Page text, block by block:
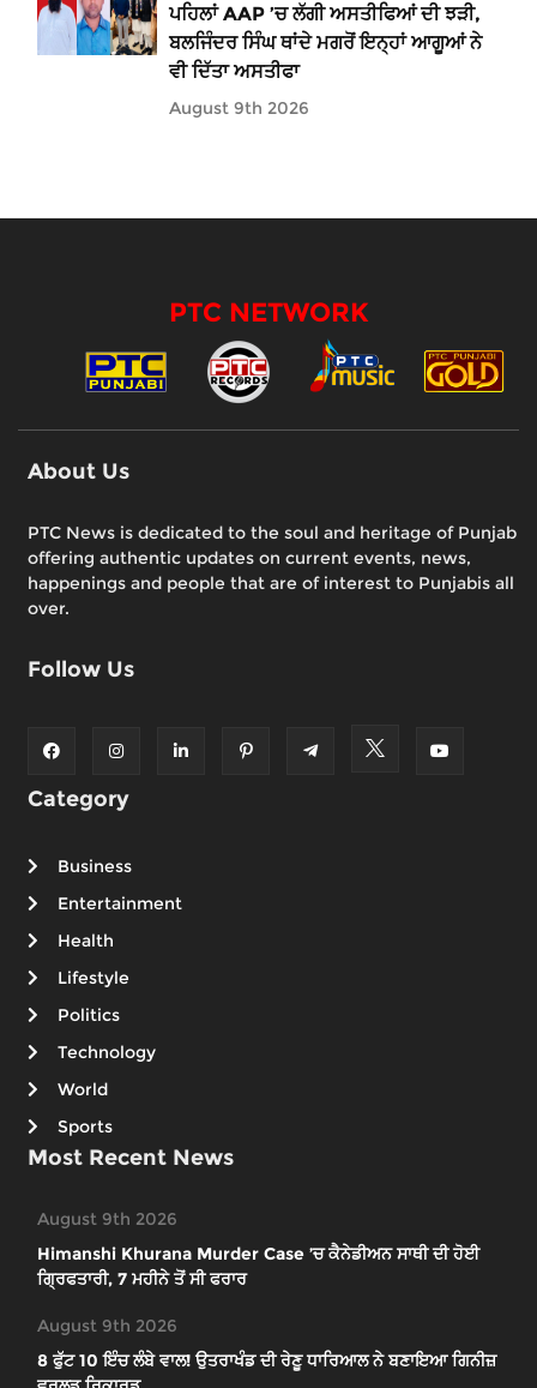
ਪਹਿਲਾਂ AAP ’ਚ ਲੱਗੀ ਅਸਤੀਫਿਆਂ ਦੀ ਝੜੀ,
ਬਲਜਿੰਦਰ ਸਿੰਘ ਥਾਂਦੇ ਮਗਰੋਂ ਇਨ੍ਹਾਂ ਆਗੂਆਂ ਨੇ
ਵੀ ਦਿੱਤਾ ਅਸਤੀਫਾ
August 9th 2026
PTC NETWORK
About Us
PTC News is dedicated to the soul and heritage of Punjab
offering authentic updates on current events, news,
happenings and people that are of interest to Punjabis all
over.
Follow Us
Category
Business
Entertainment
Health
Lifestyle
Politics
Technology
World
Sports
Most Recent News
August 9th 2026
Himanshi Khurana Murder Case ’ਚ ਕੈਨੇਡੀਅਨ ਸਾਥੀ ਦੀ ਹੋਈ
ਗ੍ਰਿਫਤਾਰੀ, 7 ਮਹੀਨੇ ਤੋਂ ਸੀ ਫਰਾਰ
August 9th 2026
8 ਫੁੱਟ 10 ਇੰਚ ਲੰਬੇ ਵਾਲ! ਉਤਰਾਖੰਡ ਦੀ ਰੇਣੂ ਧਾਰਿਆਲ ਨੇ ਬਣਾਇਆ ਗਿਨੀਜ਼